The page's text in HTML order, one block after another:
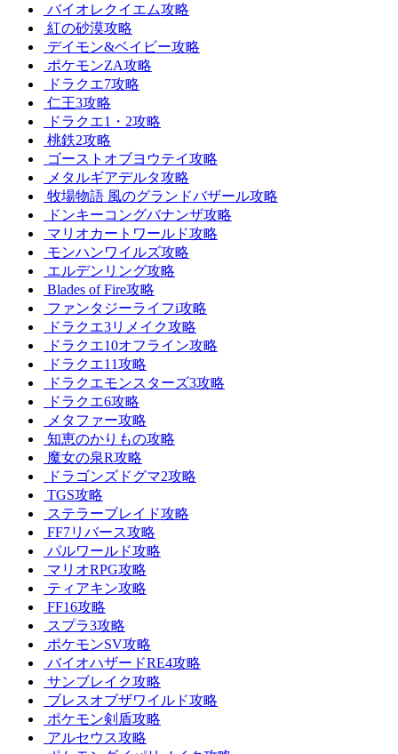
バイオレクイエム攻略
紅の砂漠攻略
デイモン&ベイビー攻略
ポケモンZA攻略
ドラクエ7攻略
仁王3攻略
ドラクエ1・2攻略
桃鉄2攻略
ゴーストオブヨウテイ攻略
メタルギアデルタ攻略
牧場物語 風のグランドバザール攻略
ドンキーコングバナンザ攻略
マリオカートワールド攻略
モンハンワイルズ攻略
エルデンリング攻略
Blades of Fire攻略
ファンタジーライフi攻略
ドラクエ3リメイク攻略
ドラクエ10オフライン攻略
ドラクエ11攻略
ドラクエモンスターズ3攻略
ドラクエ6攻略
メタファー攻略
知恵のかりもの攻略
魔女の泉R攻略
ドラゴンズドグマ2攻略
TGS攻略
ステラーブレイド攻略
FF7リバース攻略
パルワールド攻略
マリオRPG攻略
ティアキン攻略
FF16攻略
スプラ3攻略
ポケモンSV攻略
バイオハザードRE4攻略
サンブレイク攻略
ブレスオブザワイルド攻略
ポケモン剣盾攻略
アルセウス攻略